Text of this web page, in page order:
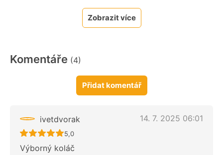
Zobrazit více
Komentáře (4)
Přidat komentář
ivetdvorak 14. 7. 2025 06:01
Recept ještě nebyl hodnocen
5,0
Výborný koláč